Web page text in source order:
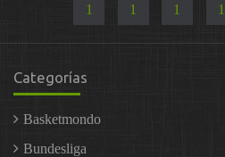
1
1
1
1
Categorías
Basketmondo
Bundesliga